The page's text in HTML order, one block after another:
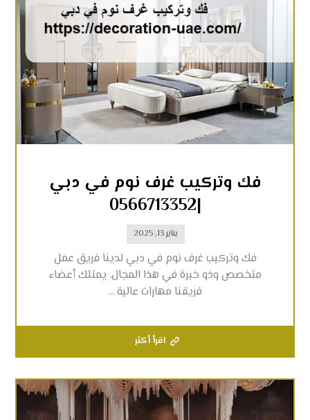
فك وتركيب غرف نوم في دبي
|0566713352
يناير 13, 2025
فك وتركيب غرف نوم في دبي لدينا فريق عمل
متخصص وذو خبرة في هذا المجال. يمتلك أعضاء
فريقنا مهارات عالية ...
اقرأ أكثر